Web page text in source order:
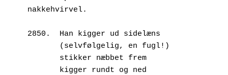
nakkehvirvel.
2850.  Han kigger ud sidelæns
       (selvfølgelig, en fugl!)
       stikker næbbet frem
       kigger rundt og ned